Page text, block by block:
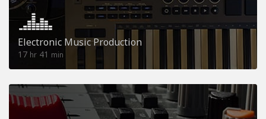
Electronic Music Production
17 hr 41 min